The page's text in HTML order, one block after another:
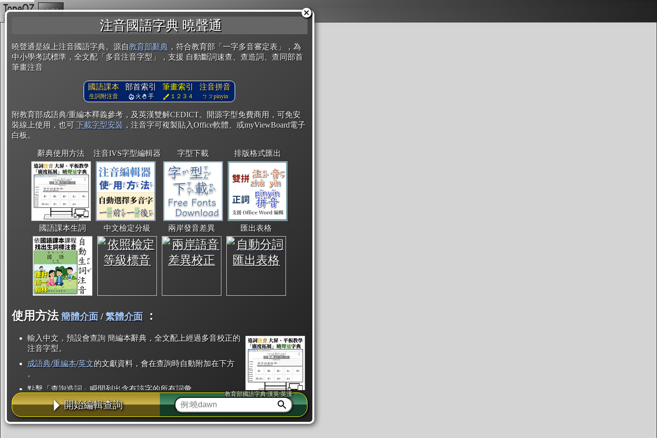
注音國語字典 曉聲通
曉聲通是線上注音國語字典。源自教育部辭典 ，符合教育部「一字多音審定表」，為
中小學考試標準，全文配「多音注音字型」，支援 自動斷詞速查、查造詞、查同部首
筆畫注音
國語課本
生詞附注音
部首索引
火 手
筆畫索引
１２３４
注音拼音
ㄅㄆpinyin
附教育部成語典/重編本釋義參考，及英漢雙解CEDICT。開源字型免費商用，可免安
裝線上使用，也可 下載字型安裝 ，注音字可複製貼入Office軟體、或myViewBoard電子
白板。
辭典使用方法 注音IVS字型編輯器 字型下載 排版格式匯出
國語課本生詞 中文檢定分級 兩岸發音差異 匯出表格
使用方法 簡體介面/繁體介面 ：
輸入中文，預設會查詢 簡編本辭典，全文配上經過多音校正的
注音字型。
成語典/重編本/英文的文獻資料，會在查詢時自動附加在下方
。
點擊「查詢造詞」瞬間列出含有該字的所有詞彙。
點「部首」瞬間列出所有「同部首字」。也支援查詢「同注音」或「同筆畫」。
辭典解釋的全文都經過自動斷詞，點擊便可瞬間「連續查詢」此字詞的解釋，不
用手動重複輸入。
開始編輯查詢
教育部國語字典·漢英·英漢
複製